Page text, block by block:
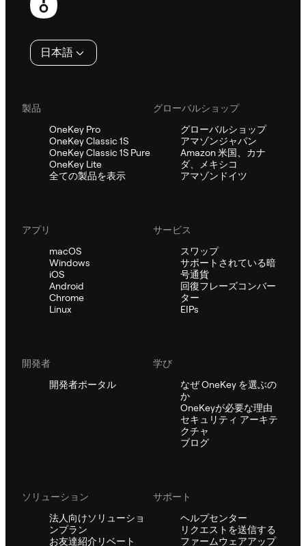
日本語
製品
OneKey Pro
OneKey Classic 1S
OneKey Classic 1S Pure
OneKey Lite
全ての製品を表示
グローバルショップ
グローバルショップ
アマゾンジャパン
Amazon 米国、カナ
ダ、メキシコ
アマゾンドイツ
アプリ
macOS
Windows
iOS
Android
Chrome
Linux
サービス
スワップ
サポートされている暗
号通貨
回復フレーズコンバー
ター
EIPs
開発者
開発者ポータル
学び
なぜ OneKey を選ぶの
か
OneKeyが必要な理由
セキュリティ アーキテ
クチャ
ブログ
ソリューション
法人向けソリューショ
ンプラン
お友達紹介リベート
サポート
ヘルプセンター
リクエストを送信する
ファームウェアアップ